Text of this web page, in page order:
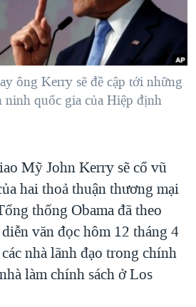
2024
TẠI DẢI GAZA
CON ĐƯỜNG
AFGHANISTAN
Ở VIỆT NAM
KIM TẠI VIỆT NAM
CHÍNH PHỦ VIỆT NAM
SÓNG TRỘM HẢI SÂM
ông Kerry sẽ đề cập tới những
quốc gia của Hiệp định
Mỹ John Kerry sẽ cổ vũ
hai thoả thuận thương mại
thống Obama đã theo
văn đọc hôm 12 tháng 4
nhà lãnh đạo trong chính
làm chính sách ở Los